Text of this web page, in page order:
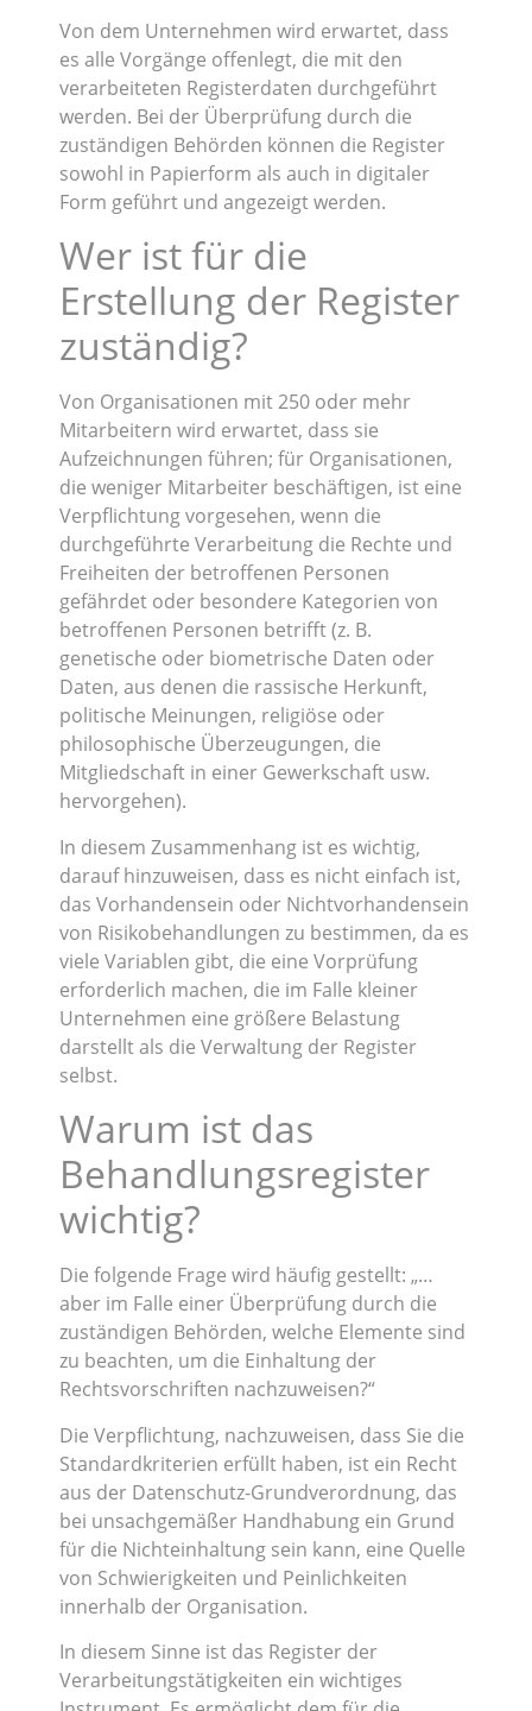
Von dem Unternehmen wird erwartet, dass
es alle Vorgänge offenlegt, die mit den
verarbeiteten Registerdaten durchgeführt
werden. Bei der Überprüfung durch die
zuständigen Behörden können die Register
sowohl in Papierform als auch in digitaler
Form geführt und angezeigt werden.
Wer ist für die
Erstellung der Register
zuständig?
Von Organisationen mit 250 oder mehr
Mitarbeitern wird erwartet, dass sie
Aufzeichnungen führen; für Organisationen,
die weniger Mitarbeiter beschäftigen, ist eine
Verpflichtung vorgesehen, wenn die
durchgeführte Verarbeitung die Rechte und
Freiheiten der betroffenen Personen
gefährdet oder besondere Kategorien von
betroffenen Personen betrifft (z. B.
genetische oder biometrische Daten oder
Daten, aus denen die rassische Herkunft,
politische Meinungen, religiöse oder
philosophische Überzeugungen, die
Mitgliedschaft in einer Gewerkschaft usw.
hervorgehen).
In diesem Zusammenhang ist es wichtig,
darauf hinzuweisen, dass es nicht einfach ist,
das Vorhandensein oder Nichtvorhandensein
von Risikobehandlungen zu bestimmen, da es
viele Variablen gibt, die eine Vorprüfung
erforderlich machen, die im Falle kleiner
Unternehmen eine größere Belastung
darstellt als die Verwaltung der Register
selbst.
Warum ist das
Behandlungsregister
wichtig?
Die folgende Frage wird häufig gestellt: „…
aber im Falle einer Überprüfung durch die
zuständigen Behörden, welche Elemente sind
zu beachten, um die Einhaltung der
Rechtsvorschriften nachzuweisen?“
Die Verpflichtung, nachzuweisen, dass Sie die
Standardkriterien erfüllt haben, ist ein Recht
aus der Datenschutz-Grundverordnung, das
bei unsachgemäßer Handhabung ein Grund
für die Nichteinhaltung sein kann, eine Quelle
von Schwierigkeiten und Peinlichkeiten
innerhalb der Organisation.
In diesem Sinne ist das Register der
Verarbeitungstätigkeiten ein wichtiges